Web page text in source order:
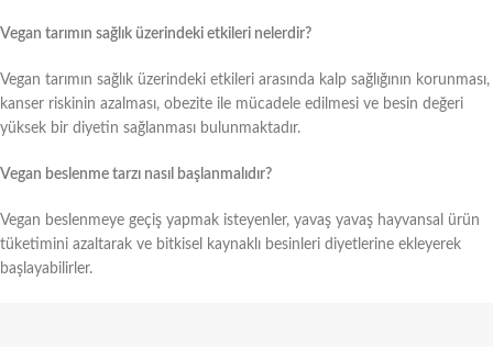
Vegan tarımın sağlık üzerindeki etkileri nelerdir?
Vegan tarımın sağlık üzerindeki etkileri arasında kalp sağlığının korunması,
kanser riskinin azalması, obezite ile mücadele edilmesi ve besin değeri
yüksek bir diyetin sağlanması bulunmaktadır.
Vegan beslenme tarzı nasıl başlanmalıdır?
Vegan beslenmeye geçiş yapmak isteyenler, yavaş yavaş hayvansal ürün
tüketimini azaltarak ve bitkisel kaynaklı besinleri diyetlerine ekleyerek
başlayabilirler.